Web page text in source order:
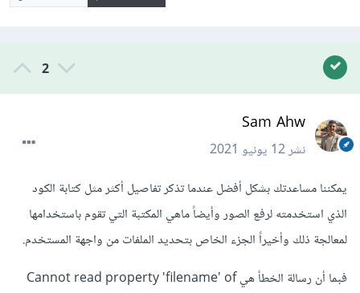
2
Sam Ahw
نشر12 يونيو 2021
يمكننا مساعدتك بشكل أفضل عندما تذكر تفاصيل أكثر مثل كتابة الكود
الذي استخدمته لرفع الصور وأيضاً ماهي المكتبة التي تقوم باستخدامها
لمعالجة ذلك وأخيراً الجزء الخاص بتحديد الملفات من واجهة المستخدم.
فبما أن رسالة الخطأ هي Cannot read property 'filename' of